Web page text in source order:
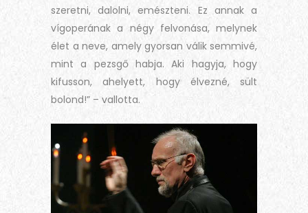
szeretni, dalolni, emészteni. Ez annak a
vígoperának a négy felvonása, melynek
élet a neve, amely gyorsan válik semmivé,
mint a pezsgő habja. Aki hagyja, hogy
kifusson, ahelyett, hogy élvezné, sült
bolond!” – vallotta.